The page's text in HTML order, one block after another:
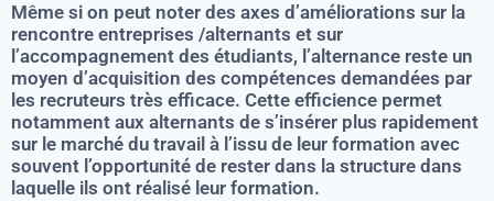
Même si on peut noter des axes d’améliorations sur la
rencontre entreprises /alternants et sur
l’accompagnement des étudiants, l’alternance reste un
moyen d’acquisition des compétences demandées par
les recruteurs très efficace. Cette efficience permet
notamment aux alternants de s’insérer plus rapidement
sur le marché du travail à l’issu de leur formation avec
souvent l’opportunité de rester dans la structure dans
laquelle ils ont réalisé leur formation.